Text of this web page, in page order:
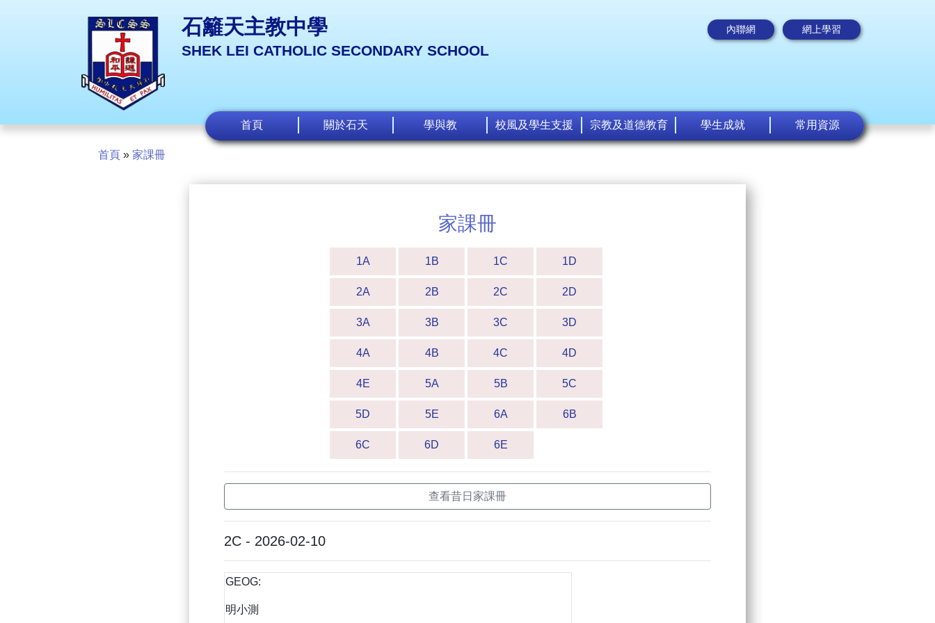
石籬天主教中學
SHEK LEI CATHOLIC SECONDARY SCHOOL
內聯網 網上學習
首頁 關於石天 學與教 校風及學生支援 宗教及道德教育 學生成就 常用資源
首頁 » 家課冊
家課冊
1A 1B 1C 1D
2A 2B 2C 2D
3A 3B 3C 3D
4A 4B 4C 4D
4E 5A 5B 5C
5D 5E 6A 6B
6C 6D 6E
查看昔日家課冊
2C - 2026-02-10
GEOG:
明小測